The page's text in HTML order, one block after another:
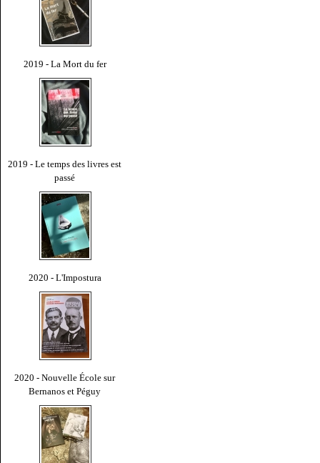
2019 - La Mort du fer
2019 - Le temps des livres est
passé
2020 - L'Impostura
2020 - Nouvelle École sur
Bernanos et Péguy